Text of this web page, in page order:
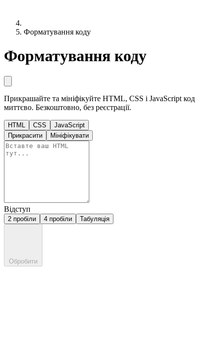
Форматування коду
Форматування коду
Прикрашайте та мініфікуйте HTML, CSS і JavaScript код
миттєво. Безкоштовно, без реєстрації.
HTML CSS
JavaScript
Прикрасити
Мініфікувати
Відступ
2 пробіли 4 пробіли Табуляція
Обробити